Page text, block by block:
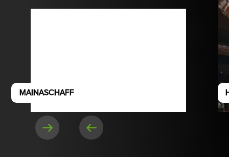
MAINASCHAFF